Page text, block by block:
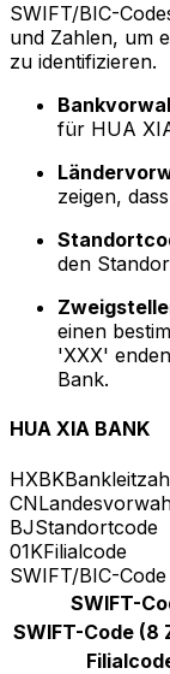
SWIFT/BIC-
und Zahlen, um
zu identifizieren.
für HUA
zeigen,
den
einen
'XXX'
Bank.
HUA XIA BANK
HXBK
CN
BJStandortcode
01KFilialcode
SWIFT/BIC-
SWIFT-
SWIFT-Code (8